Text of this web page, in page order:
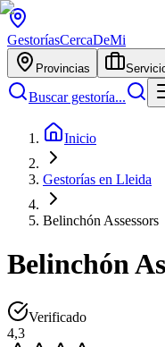
GestoríasCercaDeMi
Provincias
Buscar gestoría...
Inicio
Gestorías en Lleida
Belinchón Assessors
Belinchón
Verificado
4,3